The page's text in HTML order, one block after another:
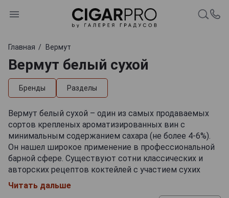
Главная Вермут
Вермут белый сухой
Бренды Разделы
Вермут белый сухой – один из самых продаваемых
сортов крепленых ароматизированных вин с
минимальным содержанием сахара (не более 4-6%).
Он нашел широкое применение в профессиональной
барной сфере. Существуют сотни классических и
авторских рецептов коктейлей с участием сухих
белых вермутов. Популярной коктейльной базой
напиток делает самодостаточный вкусоаромат, в
Читать дальше